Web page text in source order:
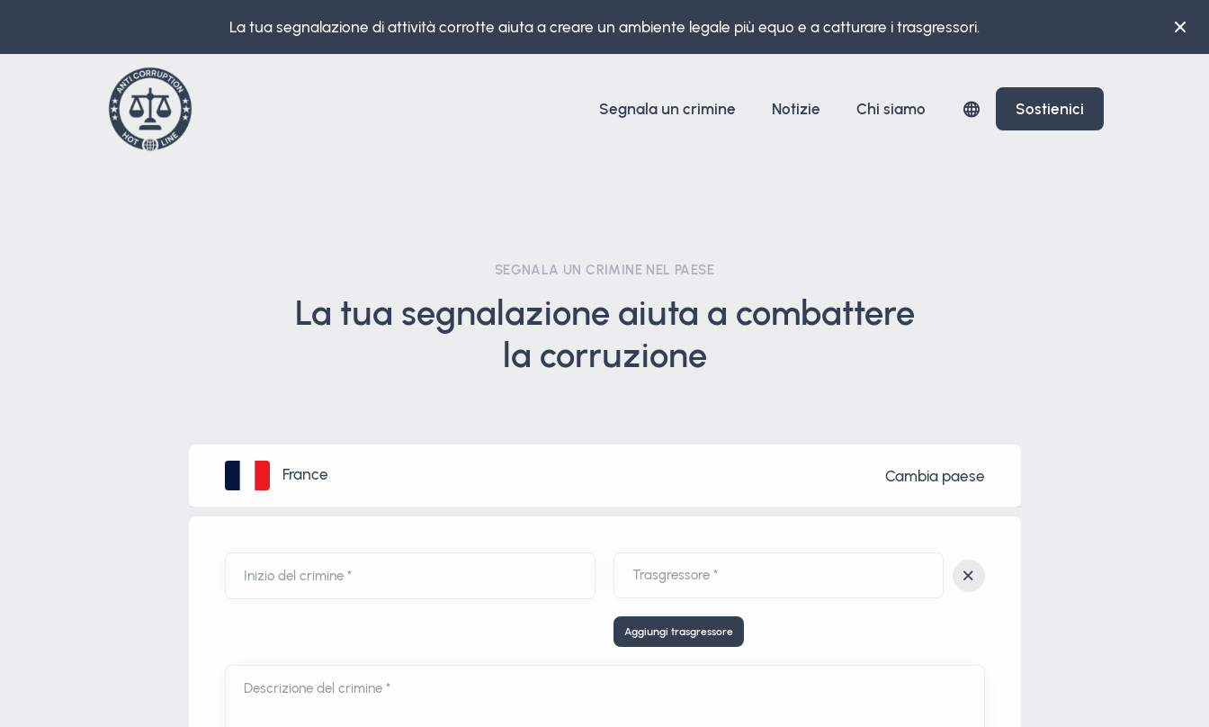
La tua segnalazione di attività corrotte aiuta a creare un ambiente legale più equo e a catturare i trasgressori.
Segnala un crimine Notizie Chi siamo Sostienici
SEGNALA UN CRIMINE NEL PAESE
La tua segnalazione aiuta a combattere
la corruzione
France Cambia paese
Inizio del crimine *
Aggiungi trasgressore
Descrizione del crimine *